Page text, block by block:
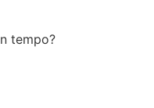
tempo?